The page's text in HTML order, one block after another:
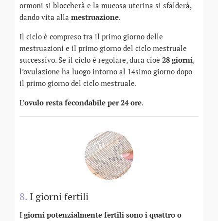
ormoni si bloccherà e la mucosa uterina si sfalderà,
dando vita alla mestruazione.
Il ciclo è compreso tra il primo giorno delle
mestruazioni e il primo giorno del ciclo mestruale
successivo. Se il ciclo è regolare, dura cioè 28 giorni,
l’ovulazione ha luogo intorno al 14simo giorno dopo
il primo giorno del ciclo mestruale.
L’ovulo resta fecondabile per 24 ore.
8. I giorni fertili
I giorni potenzialmente fertili sono i quattro o